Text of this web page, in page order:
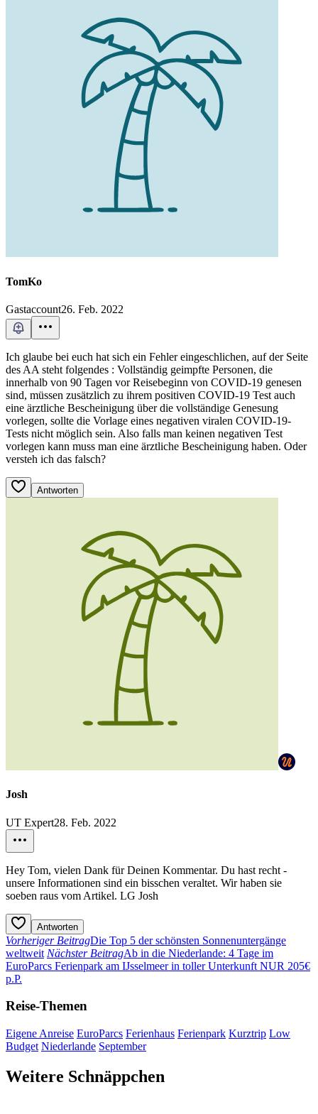
TomKo
Gastaccount26. Feb. 2022
Ich glaube bei euch hat sich ein Fehler eingeschlichen, auf der Seite
des AA steht folgendes : Vollständig geimpfte Personen, die
innerhalb von 90 Tagen vor Reisebeginn von COVID-19 genesen
sind, müssen zusätzlich zu ihrem positiven COVID-19 Test auch
eine ärztliche Bescheinigung über die vollständige Genesung
vorlegen, sollte die Vorlage eines negativen viralen COVID-19-
Tests nicht möglich sein. Also falls man keinen negativen Test
vorlegen kann muss man eine ärztliche Bescheinigung haben. Oder
versteh ich das falsch?
Antworten
Josh
UT Expert28. Feb. 2022
Hey Tom, vielen Dank für Deinen Kommentar. Du hast recht -
unsere Informationen sind ein bisschen veraltet. Wir haben sie
soeben raus vom Artikel. LG Josh
Antworten
Vorheriger BeitragDie Top 5 der schönsten Sonnenuntergänge
weltweit Nächster BeitragAb in die Niederlande: 4 Tage im
EuroParcs Ferienpark am IJsselmeer in toller Unterkunft NUR 205€
p.P.
Reise-Themen
Eigene Anreise EuroParcs Ferienhaus Ferienpark Kurztrip Low
Budget Niederlande September
Weitere Schnäppchen